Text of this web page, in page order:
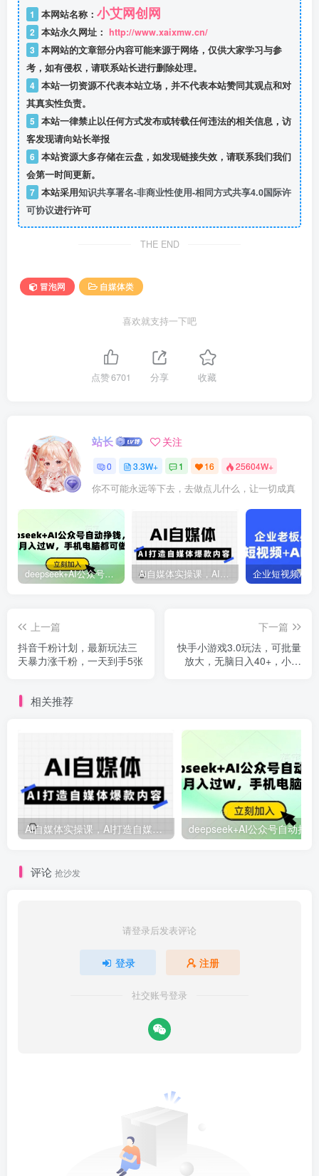
1 本网站名称： 小艾网创网
2 本站永久网址： http://www.xaixmw.cn/
3 本网站的文章部分内容可能来源于网络，仅供大家学习与参
考，如有侵权，请联系站长进行删除处理。
4 本站一切资源不代表本站立场，并不代表本站赞同其观点和对
其真实性负责。
5 本站一律禁止以任何方式发布或转载任何违法的相关信息，访
客发现请向站长举报
6 本站资源大多存储在云盘，如发现链接失效，请联系我们我们
会第一时间更新。
7 本站采用知识共享署名-非商业性使用-相同方式共享4.0国际许
可协议进行许可
THE END
冒泡网 自媒体类
喜欢就支持一下吧
点赞6701 分享 收藏
站长 关注
0 3.3W+ 1 16 25604W+
你不可能永远等下去，去做点儿什么，让一切成真
deepseek+AI公众号自动挣钱，轻松月入过W，手机电脑都可做 Ai自媒体实操课，AI打造自媒体爆款内容
上一篇
抖音千粉计划，最新玩法三
天暴力涨千粉，一天到手5张
下一篇
快手小游戏3.0玩法，可批量
放大，无脑日入40+，小白
相关推荐
Ai自媒体实操课，AI打造自媒体爆款内容
评论 抢沙发
请登录后发表评论
登录 注册
社交账号登录